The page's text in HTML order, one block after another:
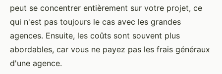
peut se concentrer entièrement sur votre projet, ce
qui n'est pas toujours le cas avec les grandes
agences. Ensuite, les coûts sont souvent plus
abordables, car vous ne payez pas les frais généraux
d'une agence.